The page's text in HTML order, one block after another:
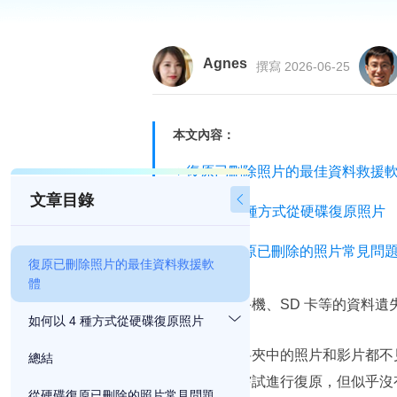

文章目錄
復原已刪除照片的最佳資料救援軟
體
如何以 4 種方式從硬碟復原照片
總結
Agnes 撰寫 2026-06-25
本文內容：
復原已刪除照片的最佳資料救援
如何以 4 種方式從硬碟復原照片
從硬碟復原已刪除的照片常見問
電腦、硬碟、手機、SD 卡等的資料遺
最近我的子資料夾中的照片和影片都
一個硬碟，我嘗試進行復原，但似乎